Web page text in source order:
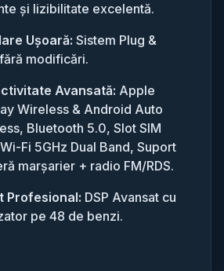
și lizibilitate excelentă.
Ușoară: Sistem Plug &
modificări.
Avansată: Apple
Wireless & Android Auto
Bluetooth 5.0, Slot SIM
Fi 5GHz Dual Band, Suport
marșarier + radio FM/RDS.
Profesional: DSP Avansat cu
pe 48 de benzi.